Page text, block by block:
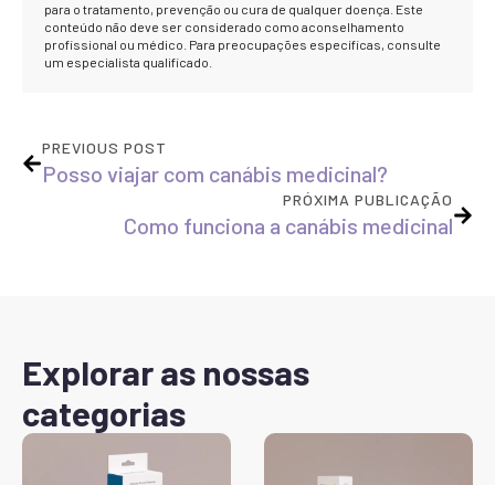
para o tratamento, prevenção ou cura de qualquer doença. Este
conteúdo não deve ser considerado como aconselhamento
profissional ou médico. Para preocupações específicas, consulte
um especialista qualificado.
PREVIOUS POST
Posso viajar com canábis medicinal?
PRÓXIMA PUBLICAÇÃO
Como funciona a canábis medicinal
Explorar as nossas
categorias